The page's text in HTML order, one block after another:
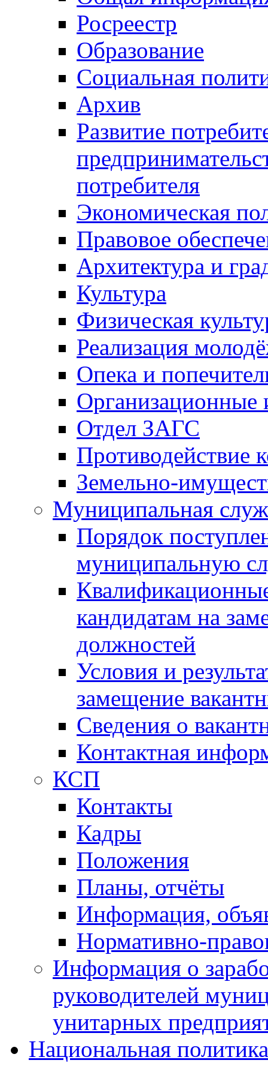
Росреестр
Образование
Социальная
Архив
Развитие
потребителя
Экономическая
Правовое
Архитектура и
Культура
Физическая
Реализация
Опека и
Отдел ЗАГС
Противодействие
Земельно-
Муниципальная
Порядок
муниципальную
кандидатам на
должностей
Условия и
замещение
Сведения о
Контактная
КСП
Контакты
Кадры
Положения
Планы, отчёты
Информация,
Нормативно-
Информация о
руководителей
унитарных
Национальная политика